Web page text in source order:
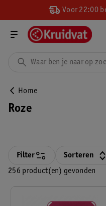
Voor 22:00
Home
Roze
256 product(en) gevonden
Filter Sorteren